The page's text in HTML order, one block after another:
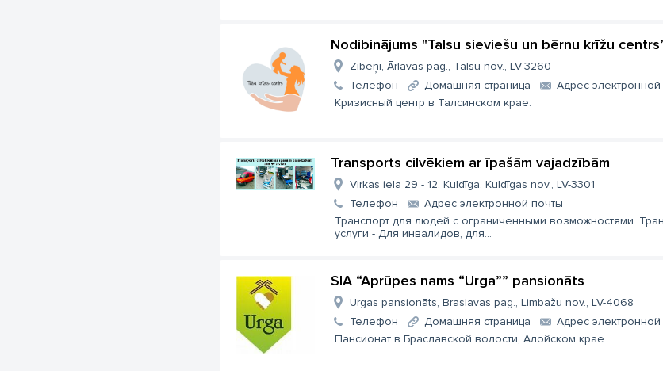
Nodibinājums "Talsu sieviešu un bērnu krīžu
Zibeņi, Ārlavas pag., Talsu nov., LV-3260
Телефон
Домашняя страница
Aдрес
Кризисный центр в Талсинском крае.
Transports cilvēkiem ar īpašām vajadzībām
Virkas iela 29 - 12, Kuldīga, Kuldīgas nov., LV-3301
Телефон
Aдрес электронной почты
Транспорт для людей с ограниченными возможностями.
услуги - Для инвалидов, для...
SIA “Aprūpes nams “Urga”” pansionāts
Urgas pansionāts, Braslavas pag., Limbažu nov., LV-4068
Телефон
Домашняя страница
Aдрес
Пансионат в Браславской волости, Алойском крае.